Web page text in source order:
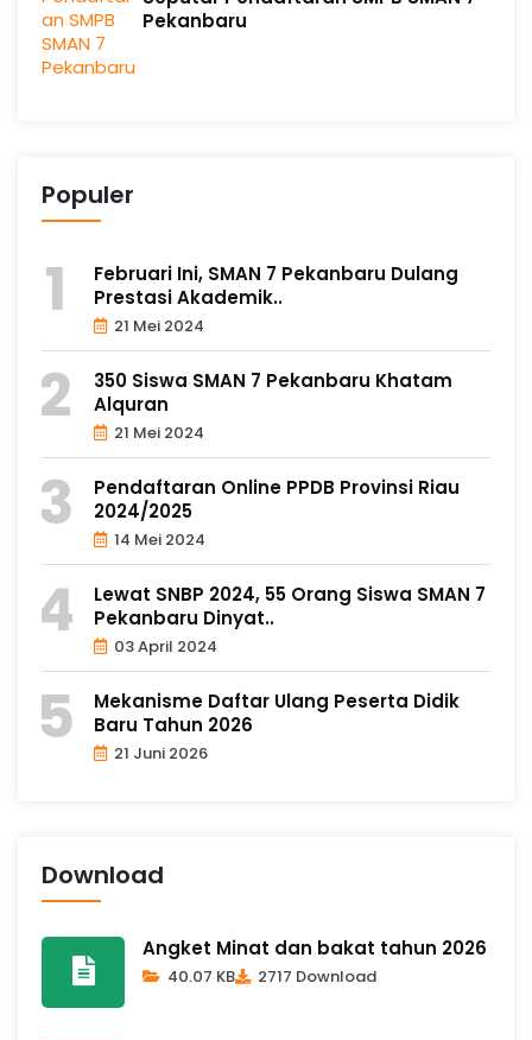
Pekanbaru
Populer
Februari Ini, SMAN 7 Pekanbaru Dulang
Prestasi Akademik..
21 Mei 2024
350 Siswa SMAN 7 Pekanbaru Khatam
Alquran
21 Mei 2024
Pendaftaran Online PPDB Provinsi Riau
2024/2025
14 Mei 2024
Lewat SNBP 2024, 55 Orang Siswa SMAN 7
Pekanbaru Dinyat..
03 April 2024
Mekanisme Daftar Ulang Peserta Didik
Baru Tahun 2026
21 Juni 2026
Download
Angket Minat dan bakat tahun 2026
40.07 KB 2717 Download